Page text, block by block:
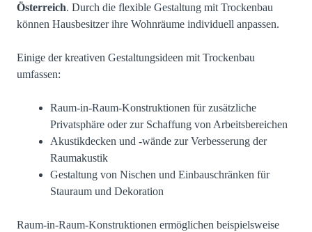
Österreich. Durch die flexible Gestaltung mit Trockenbau
können Hausbesitzer ihre Wohnräume individuell anpassen.
Einige der kreativen Gestaltungsideen mit Trockenbau
umfassen:
Raum-in-Raum-Konstruktionen für zusätzliche
Privatsphäre oder zur Schaffung von Arbeitsbereichen
Akustikdecken und -wände zur Verbesserung der
Raumakustik
Gestaltung von Nischen und Einbauschränken für
Stauraum und Dekoration
Raum-in-Raum-Konstruktionen ermöglichen beispielsweise